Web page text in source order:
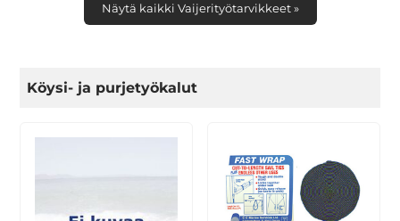
Näytä kaikki Vaijerityötarvikkeet »
Köysi- ja purjetyökalut